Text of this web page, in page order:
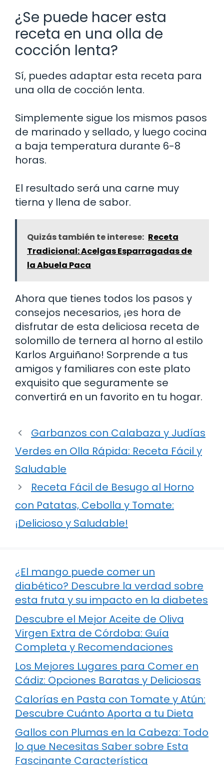
¿Se puede hacer esta
receta en una olla de
cocción lenta?
Sí, puedes adaptar esta receta para
una olla de cocción lenta.
Simplemente sigue los mismos pasos
de marinado y sellado, y luego cocina
a baja temperatura durante 6-8
horas.
El resultado será una carne muy
tierna y llena de sabor.
Quizás también te interese: Receta
Tradicional: Acelgas Esparragadas de
la Abuela Paca
Ahora que tienes todos los pasos y
consejos necesarios, ¡es hora de
disfrutar de esta deliciosa receta de
solomillo de ternera al horno al estilo
Karlos Arguiñano! Sorprende a tus
amigos y familiares con este plato
exquisito que seguramente se
convertirá en un favorito en tu hogar.
Garbanzos con Calabaza y Judías
Verdes en Olla Rápida: Receta Fácil y
Saludable
Receta Fácil de Besugo al Horno
con Patatas, Cebolla y Tomate:
¡Delicioso y Saludable!
¿El mango puede comer un
diabético? Descubre la verdad sobre
esta fruta y su impacto en la diabetes
Descubre el Mejor Aceite de Oliva
Virgen Extra de Córdoba: Guía
Completa y Recomendaciones
Los Mejores Lugares para Comer en
Cádiz: Opciones Baratas y Deliciosas
Calorías en Pasta con Tomate y Atún:
Descubre Cuánto Aporta a tu Dieta
Gallos con Plumas en la Cabeza: Todo
lo que Necesitas Saber sobre Esta
Fascinante Característica